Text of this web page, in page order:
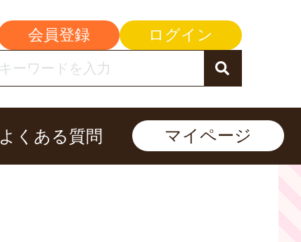
会員登録 ログイン
よくある質問 マイページ